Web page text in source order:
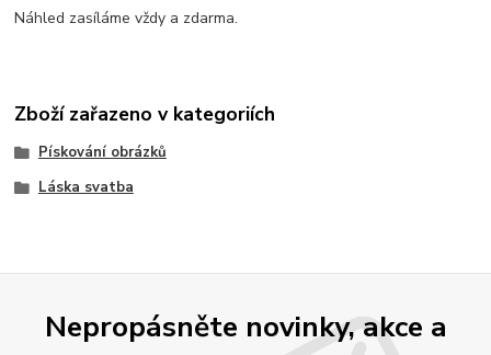
Náhled zasíláme vždy a zdarma.
Zboží zařazeno v kategoriích
Pískování obrázků
Láska svatba
Nepropásněte novinky, akce a